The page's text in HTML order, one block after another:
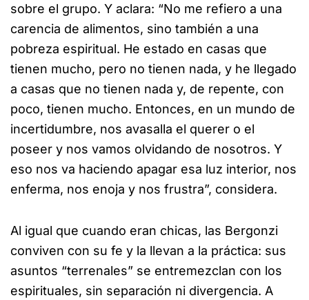
sobre el grupo. Y aclara: “No me refiero a una
carencia de alimentos, sino también a una
pobreza espiritual. He estado en casas que
tienen mucho, pero no tienen nada, y he llegado
a casas que no tienen nada y, de repente, con
poco, tienen mucho. Entonces, en un mundo de
incertidumbre, nos avasalla el querer o el
poseer y nos vamos olvidando de nosotros. Y
eso nos va haciendo apagar esa luz interior, nos
enferma, nos enoja y nos frustra”, considera.
Al igual que cuando eran chicas, las Bergonzi
conviven con su fe y la llevan a la práctica: sus
asuntos “terrenales” se entremezclan con los
espirituales, sin separación ni divergencia. A